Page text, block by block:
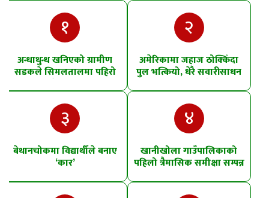
१
अन्धाधुन्ध खनिएको ग्रामीण
सडकले सिमलतालमा पहिरो
२
अमेरिकामा जहाज ठोक्किँदा
पुल भत्कियो, धेरै सवारीसाधन
३
बेथानचोकमा विद्यार्थीले बनाए
‘कार’
४
खानीखोला गाउँपालिकाको
पहिलो त्रैमासिक समीक्षा सम्पन्न